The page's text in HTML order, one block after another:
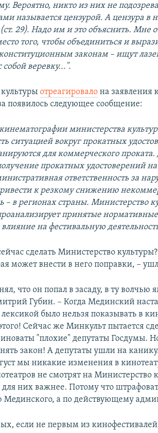
Вероятно, никто из них не
называется цензурой. А цензура в
29). Надо им и это объяснить. Мне
того, чтобы объединиться и
законам – ищут
веревку...".
отреагировало на заявления
появилось следующее сообщение:
министерства
ситуацией вокруг прокатных
для коммерческого проката.
прокатных удостоверений
ответственность за
к резкому снижению
– в регионах страны. Министерство
принятые
на фестивальную
сделать Министерство
может внести в него поправки, –
что он попал в засаду, в ту волчью
Губин. – Когда Мединский
было нельзя показывать в
Сейчас же Минкульт пытается
"плохие" депутаты Госдумы.
закон! А депутаты ушли на
мы никакие изменения в
не смотрят на Министерство
них важнее. Потому что
а по действующему
если не первым из